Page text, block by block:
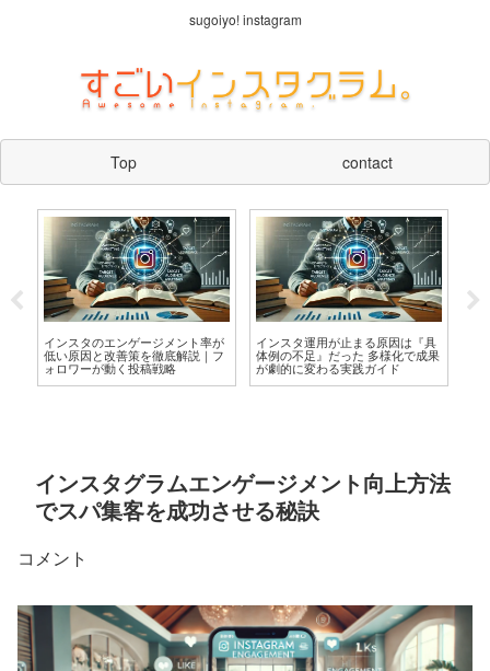
sugoiyo! instagram
Top contact
インスタのエンゲージメント率が
低い原因と改善策を徹底解説｜フ
ォロワーが動く投稿戦略
インスタ運用が止まる原因は『具
体例の不足』だった 多様化で成果
が劇的に変わる実践ガイド
インスタグラムエンゲージメント向上方法
でスパ集客を成功させる秘訣
コメント